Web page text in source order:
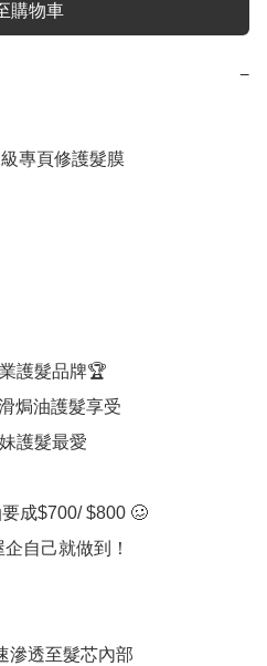
購物車
−
專頁修護髮膜
護髮品牌🏆
焗油護髮享受
護髮最愛
成$700/ $800 🥴
自己就做到！
滲透至髮芯內部